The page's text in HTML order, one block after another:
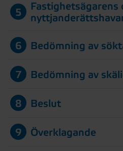
5
Fastighetsägarens
6 Bedömning av
7 Bedömning av
8 Beslut
9 Överklagande